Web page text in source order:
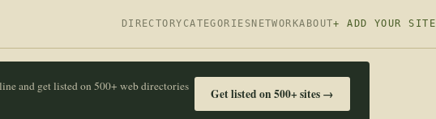
DIRECTORY CATEGORIES NETWORKABOUT+ ADD YOUR SITE
and get listed on 500+ web directories
Get listed on 500+ sites →